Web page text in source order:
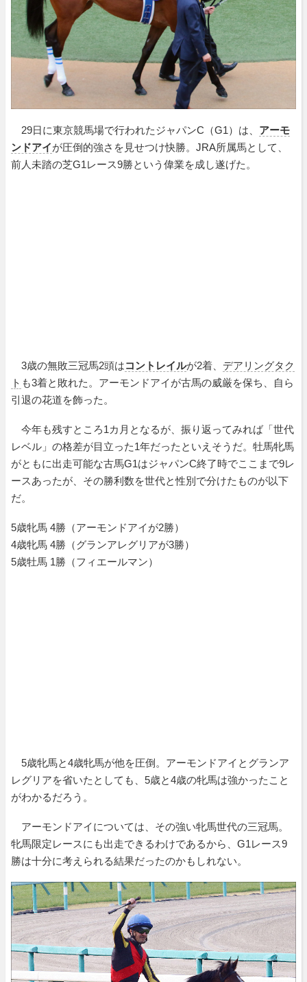
29日に東京競馬場で行われたジャパンC（G1）は、 アーモ
ンドアイが圧倒的強さを見せつけ快勝。JRA所属馬として、
前人未踏の芝G1レース9勝という偉業を成し遂げた。
3歳の無敗三冠馬2頭はコントレイルが2着、 デアリングタク
ト も3着と敗れた。アーモンドアイが古馬の威厳を保ち、自ら
引退の花道を飾った。
今年も残すところ1カ月となるが、振り返ってみれば「世代
レベル」の格差が目立った1年だったといえそうだ。牡馬牝馬
がともに出走可能な古馬G1はジャパンC終了時でここまで9レ
ースあったが、その勝利数を世代と性別で分けたものが以下
だ。
5歳牝馬 4勝（アーモンドアイが2勝）
4歳牝馬 4勝（グランアレグリアが3勝）
5歳牡馬 1勝（フィエールマン）
5歳牝馬と4歳牝馬が他を圧倒。アーモンドアイとグランア
レグリアを省いたとしても、5歳と4歳の牝馬は強かったこと
がわかるだろう。
アーモンドアイについては、その強い牝馬世代の三冠馬。
牝馬限定レースにも出走できるわけであるから、G1レース9
勝は十分に考えられる結果だったのかもしれない。